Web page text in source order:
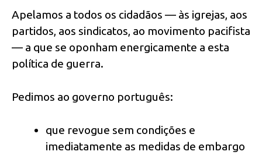
Apelamos a todos os cidadãos — às igrejas, aos
partidos, aos sindicatos, ao movimento pacifista
— a que se oponham energicamente a esta
política de guerra.
Pedimos ao governo português:
que revogue sem condições e
imediatamente as medidas de embargo